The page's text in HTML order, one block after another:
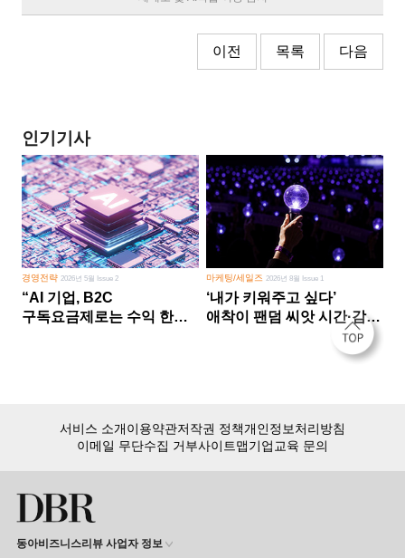
이전 목록 다음
인기기사
경영전략 2026년 5월 Issue 2
“AI 기업, B2C
구독요금제로는 수익 한계
마케팅/세일즈 2026년 8월 Issue 1
‘내가 키워주고 싶다’
애착이 팬덤 씨앗 시간·감정
서비스 소개이용약관저작권 정책개인정보처리방침
이메일 무단수집 거부사이트맵기업교육 문의
동아비즈니스리뷰 사업자 정보